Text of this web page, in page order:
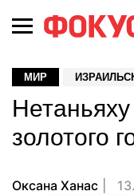
МИР
золотого
Оксана Ханас